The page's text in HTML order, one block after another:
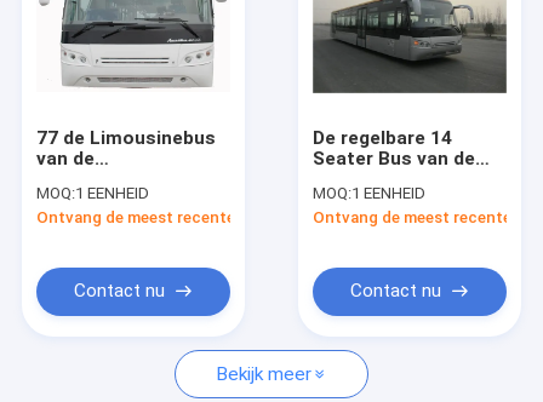
Ongeveer ons
Fabrieksreis
Nieuws
Verzoek om een Citaat
De Bus van de luchthavenschort
77 de Limousinebus
van de
met 4 Pneumatische
Dubbele
MOQ:1 EENHEID
Ontvang de meest recente Prijs
Contact nu
De regelbare 14
Seater Bus van de
de Lage van het het
Staallichaam van de
MOQ:1 EENHEID
Ontvang de meest recente
Contact nu
Bekijk meer